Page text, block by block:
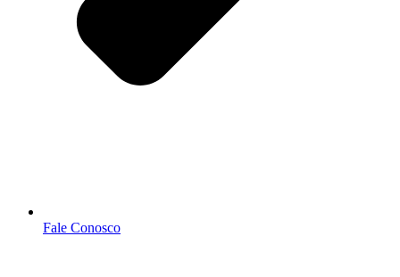
Fale Conosco